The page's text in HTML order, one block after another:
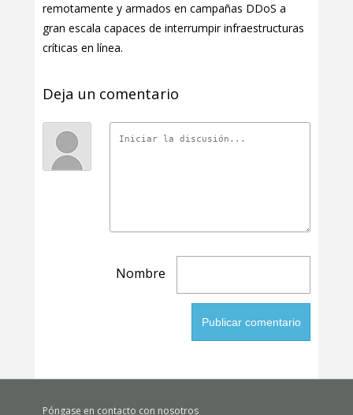
remotamente y armados en campañas DDoS a
gran escala capaces de interrumpir infraestructuras
críticas en línea.
Deja un comentario
Nombre
Póngase en contacto con nosotros